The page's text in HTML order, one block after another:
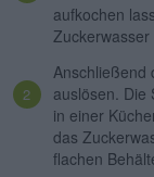
aufkochen
Anschließend
auslösen. Die
in einer
das
flachen